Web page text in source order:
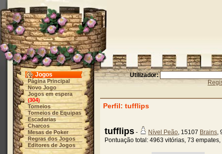
Jogos
Página Principal
Novo Jogo
Jogos em espera
(304)
Torneios
Torneios de Equipas
Escadarias
Charcos
Mesas de Poker
Regras dos Jogos
Editores de Jogos
Utilizador:
Perfil: tufflips
tufflips - Nível Peão, 15107 Brains,
Pontuação total: 4963 vitórias, 73